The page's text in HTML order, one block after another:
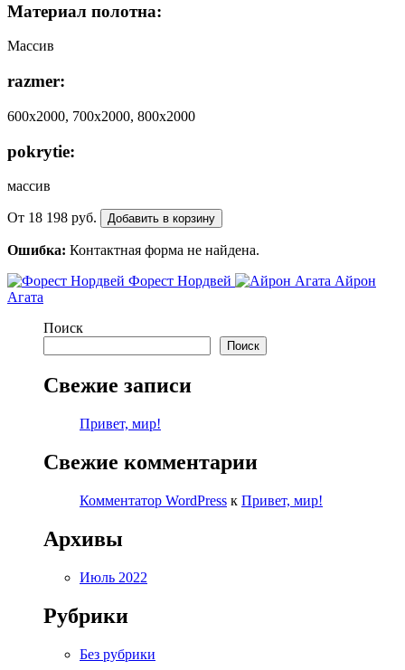
Материал полотна:
Массив
razmer:
600х2000, 700х2000, 800х2000
pokrytie:
массив
От 18 198 руб. Добавить в корзину
Ошибка: Контактная форма не найдена.
Форест Нордвей
Айрон
Агата
Поиск
Поиск
Свежие записи
Привет, мир!
Свежие комментарии
Комментатор WordPress к Привет, мир!
Архивы
Июль 2022
Рубрики
Без рубрики